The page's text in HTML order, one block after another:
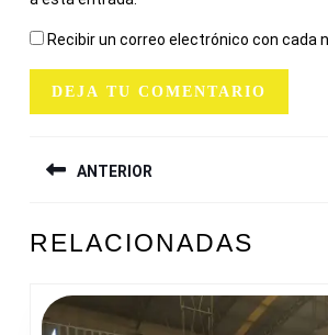
Recibir un correo electrónico con cada
DE
ANTERIOR
anterior:
entrada:
RELACIONADAS